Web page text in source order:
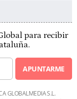
para recibir
APUNTARME
GLOBALMEDIA S.L.